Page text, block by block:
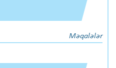
Məqalələr